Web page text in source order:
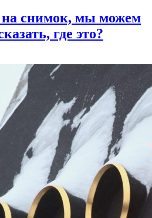
на снимок, мы можем
где это?